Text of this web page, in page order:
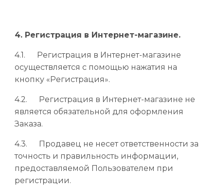
4. Регистрация в Интернет-магазине.
4.1. Регистрация в Интернет-магазине
осуществляется с помощью нажатия на
кнопку «Регистрация».
4.2. Регистрация в Интернет-магазине не
является обязательной для оформления
Заказа.
4.3. Продавец не несет ответственности за
точность и правильность информации,
предоставляемой Пользователем при
регистрации.